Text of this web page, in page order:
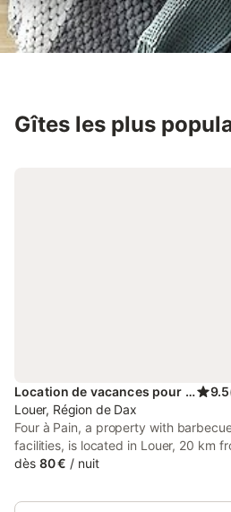
Gîtes les plus
Location de vacances pour 6 personnes 9.5
Louer, Région de Dax
Four à Pain, a property with
facilities, is located in Louer, 20 km
Sainte-Marie Cathedral, 26 km from
Natural Reserve of the Courant
dès 80 € / nuit